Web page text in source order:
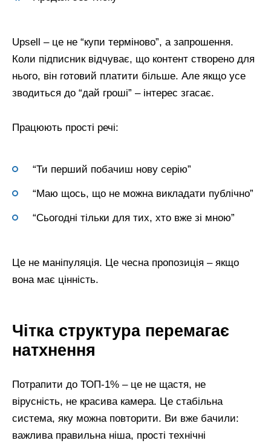
Upsell – це не “купи терміново”, а запрошення.
Коли підписник відчуває, що контент створено для
нього, він готовий платити більше. Але якщо усе
зводиться до “дай гроші” – інтерес згасає.
Працюють прості речі:
“Ти перший побачиш нову серію”
“Маю щось, що не можна викладати публічно”
“Сьогодні тільки для тих, хто вже зі мною”
Це не маніпуляція. Це чесна пропозиція – якщо
вона має цінність.
Чітка структура перемагає
натхнення
Потрапити до ТОП-1% – це не щастя, не
вірусність, не красива камера. Це стабільна
система, яку можна повторити. Ви вже бачили:
важлива правильна ніша, прості технічні